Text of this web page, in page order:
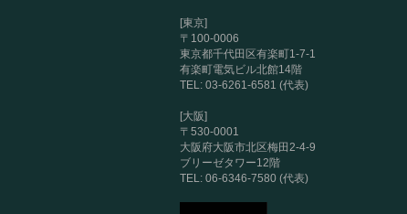
[東京]
〒100-0006
東京都千代田区有楽町1-7-1
有楽町電気ビル北館14階
TEL: 03-6261-6581 (代表)
[大阪]
〒530-0001
大阪府大阪市北区梅田2-4-9
ブリーゼタワー12階
TEL: 06-6346-7580 (代表)